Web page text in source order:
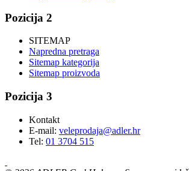
Pozicija 2
SITEMAP
Napredna pretraga
Sitemap kategorija
Sitemap proizvoda
Pozicija 3
Kontakt
E-mail: veleprodaja@adler.hr
Tel: 01 3704 515